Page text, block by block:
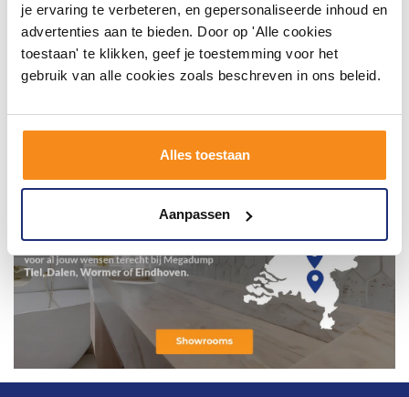
je ervaring te verbeteren, en gepersonaliseerde inhoud en
advertenties aan te bieden. Door op 'Alle cookies
toestaan' te klikken, geef je toestemming voor het
gebruik van alle cookies zoals beschreven in ons beleid.
Alles toestaan
Aanpassen